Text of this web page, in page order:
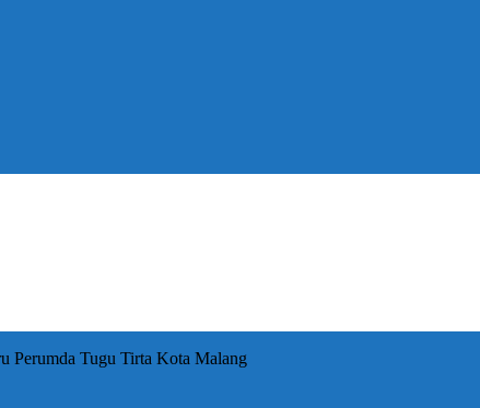
Perumda Tugu Tirta Kota Malang